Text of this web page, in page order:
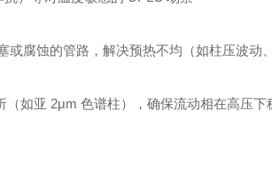
或腐蚀的管路，解决预热不均（如柱压波
（如亚 2μm 色谱柱），确保流动相在高压